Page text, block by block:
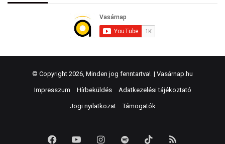
© Copyright 2026, Minden jog fenntartva! | Vasárnap.hu
Impresszum Hírbeküldés Adatkezelési tájékoztató
Jogi nyilatkozat Támogatók
FacebookYouTubeInstagram
Spotify TikTok